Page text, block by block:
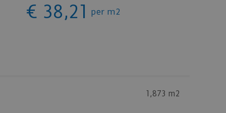
€ 38,21 per m2
1,873 m2